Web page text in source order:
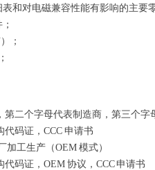
和对电磁兼容性能有影响的主要
；
二个字母代表制造商，第三个字
码证，CCC 申请书
加工生产（OEM 模式）
码证，OEM 协议，CCC 申请书